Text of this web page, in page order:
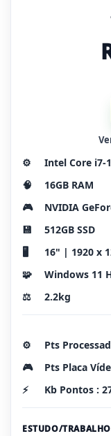
⚙️
Intel Core i7-
🧠
16GB RAM
🎮
NVIDIA
💾
512GB SSD
🖥️
16" | 1920 x
🧩
Windows 11
⚖️
2.2kg
⚙️
Pts
🎮
Pts Placa
⚡
Kb Pontos :
ESTUDO/TRABALHO